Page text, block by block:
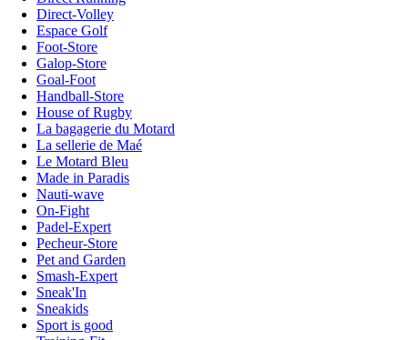
Direct-Volley
Espace Golf
Foot-Store
Galop-Store
Goal-Foot
Handball-Store
House of Rugby
La bagagerie du Motard
La sellerie de Maé
Le Motard Bleu
Made in Paradis
Nauti-wave
On-Fight
Padel-Expert
Pecheur-Store
Pet and Garden
Smash-Expert
Sneak'In
Sneakids
Sport is good